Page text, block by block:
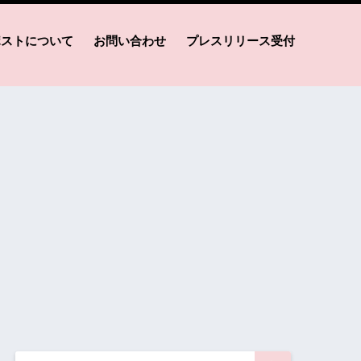
トについて お問い合わせ プレスリリース受付